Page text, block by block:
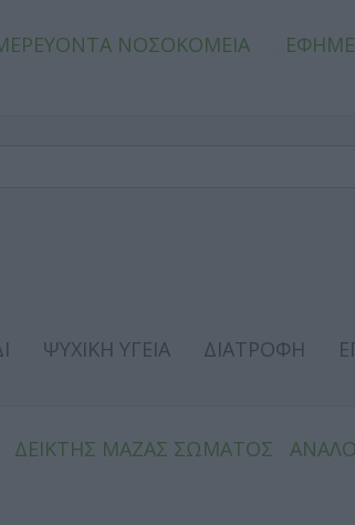
ΝΟΣΟΚΟΜΕΙΑ
ΨΥΧΙΚΗ ΥΓΕΙΑ ΔΙΑΤΡΟΦΗ
ΔΕΙΚΤΗΣ ΜΑΖΑΣ ΣΩΜΑΤΟΣ